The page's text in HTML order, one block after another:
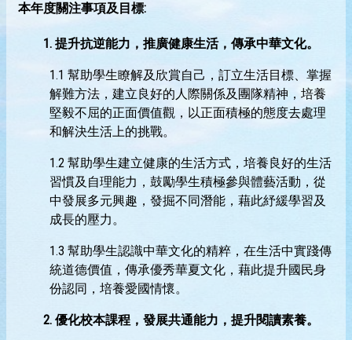
本年度關注事項及目標:
1. 提升抗逆能力，推廣健康生活，傳承中華文化。
1.1 幫助學生瞭解及欣賞自己，訂立生活目標、掌握
解難方法，建立良好的人際關係及團隊精神，培養
堅毅不屈的正面價值觀，以正面積極的態度去處理
和解決生活上的挑戰。
1.2 幫助學生建立健康的生活方式，培養良好的生活
習慣及自理能力，鼓勵學生積極參與體藝活動，從
中發展多元興趣，發掘不同潛能，藉此紓緩學習及
成長的壓力。
1.3 幫助學生認識中華文化的精粹，在生活中實踐傳
統道德價值，傳承優秀華夏文化，藉此提升國民身
份認同，培養愛國情懷。
2. 優化校本課程，發展共通能力，提升閱讀素養。